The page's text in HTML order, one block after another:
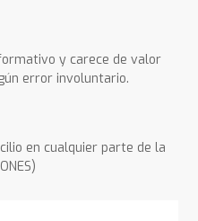
y carece de valor
error involuntario.
en cualquier parte de la